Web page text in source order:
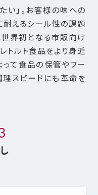
い」。お客様の味への
耐えるシール性の課題
界初となる市販向け
トルト食品をより身近
って食品の保管やフー
理スピードにも革命を